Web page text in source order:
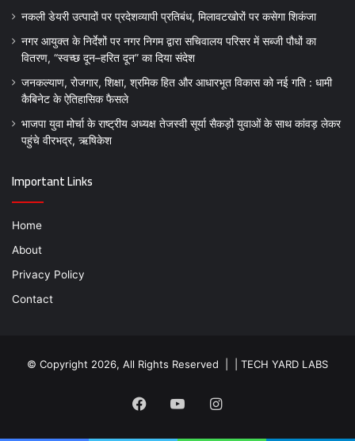
नकली डेयरी उत्पादों पर प्रदेशव्यापी प्रतिबंध, मिलावटखोरों पर कसेगा शिकंजा
नगर आयुक्त के निर्देशों पर नगर निगम द्वारा सचिवालय परिसर में सब्जी पौधों का
वितरण, “स्वच्छ दून–हरित दून” का दिया संदेश
जनकल्याण, रोजगार, शिक्षा, श्रमिक हित और आधारभूत विकास को नई गति : धामी
कैबिनेट के ऐतिहासिक फैसले
भाजपा युवा मोर्चा के राष्ट्रीय अध्यक्ष तेजस्वी सूर्या सैकड़ों युवाओं के साथ कांवड़ लेकर
पहुंचे वीरभद्र, ऋषिकेश
Important Links
Home
About
Privacy Policy
Contact
© Copyright 2026, All Rights Reserved | | TECH YARD LABS
Facebook
YouTubeInstagram